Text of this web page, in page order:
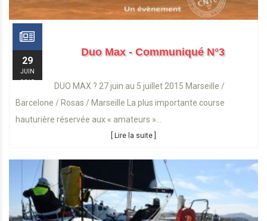
29
JUIN
2015
Duo Max - Communiqué N°3
DUO MAX ? 27 juin au 5 juillet 2015 Marseille /
Barcelone / Rosas / Marseille La plus importante course
hauturière réservée aux « amateurs »...
[ Lire la suite ]